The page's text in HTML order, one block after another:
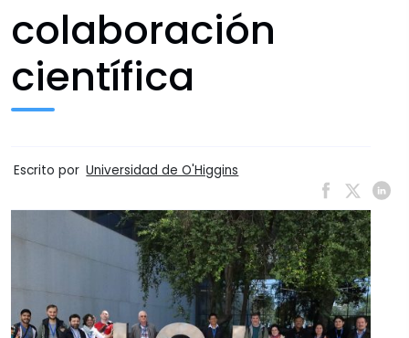
colaboración
científica
Escrito por Universidad de O'Higgins